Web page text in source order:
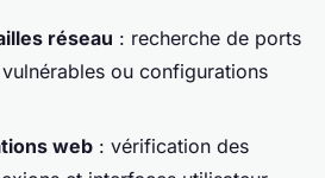
réseau : recherche de ports
ou configurations
web : vérification des